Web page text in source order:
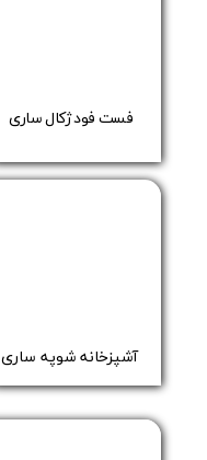
فست فود ژکال ساری
آشپزخانه شوپه ساری